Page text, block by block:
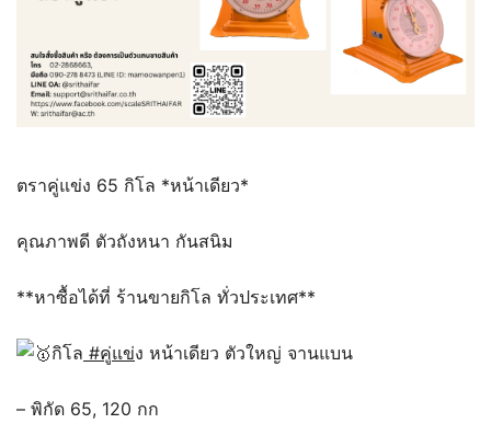
ตราคู่แข่ง 65 กิโล *หน้าเดียว*
คุณภาพดี ตัวถังหนา กันสนิม
**หาซื้อได้ที่ ร้านขายกิโล ทั่วประเทศ**
กิโล #คู่แข่ง หน้าเดียว ตัวใหญ่ จานแบน
– พิกัด 65, 120 กก